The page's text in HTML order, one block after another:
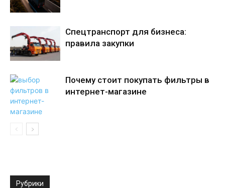
Спецтранспорт для бизнеса:
правила закупки
Почему стоит покупать фильтры в
интернет-магазине
Рубрики